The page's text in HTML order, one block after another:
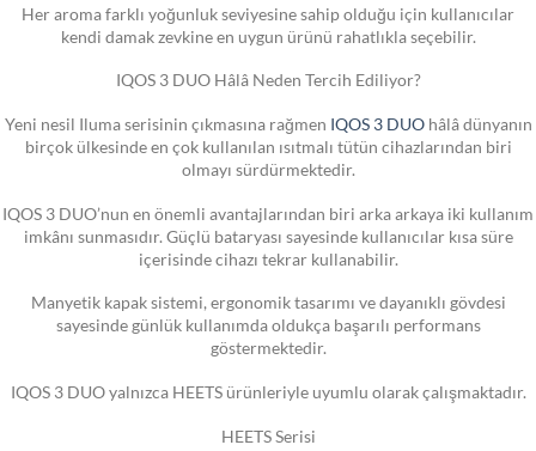
Her aroma farklı yoğunluk seviyesine sahip olduğu için kullanıcılar
kendi damak zevkine en uygun ürünü rahatlıkla seçebilir.
IQOS 3 DUO Hâlâ Neden Tercih Ediliyor?
Yeni nesil Iluma serisinin çıkmasına rağmen IQOS 3 DUOhâlâ dünyanın
birçok ülkesinde en çok kullanılan ısıtmalı tütün cihazlarından biri
olmayı sürdürmektedir.
IQOS 3 DUO’nun en önemli avantajlarından biri arka arkaya iki kullanım
imkânı sunmasıdır. Güçlü bataryası sayesinde kullanıcılar kısa süre
içerisinde cihazı tekrar kullanabilir.
Manyetik kapak sistemi, ergonomik tasarımı ve dayanıklı gövdesi
sayesinde günlük kullanımda oldukça başarılı performans
göstermektedir.
IQOS 3 DUO yalnızca HEETS ürünleriyle uyumlu olarak çalışmaktadır.
HEETS Serisi